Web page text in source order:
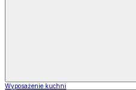
Wyposażenie kuchni